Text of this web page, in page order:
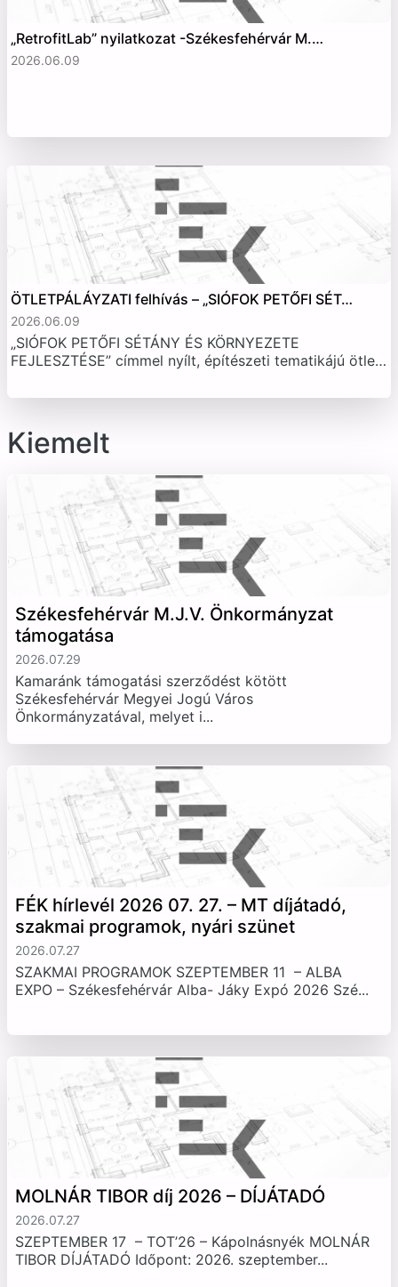
„RetrofitLab” nyilatkozat -Székesfehérvár M.…
2026.06.09
ÖTLETPÁLÁYZATI felhívás – „SIÓFOK PETŐFI SÉT…
2026.06.09
„SIÓFOK PETŐFI SÉTÁNY ÉS KÖRNYEZETE
FEJLESZTÉSE” címmel nyílt, építészeti tematikájú ötle…
Kiemelt
Székesfehérvár M.J.V. Önkormányzat
támogatása
2026.07.29
Kamaránk támogatási szerződést kötött
Székesfehérvár Megyei Jogú Város
Önkormányzatával, melyet i...
FÉK hírlevél 2026 07. 27. – MT díjátadó,
szakmai programok, nyári szünet
2026.07.27
SZAKMAI PROGRAMOK SZEPTEMBER 11 – ALBA
EXPO – Székesfehérvár Alba- Jáky Expó 2026 Szé...
MOLNÁR TIBOR díj 2026 – DÍJÁTADÓ
2026.07.27
SZEPTEMBER 17 – TOT’26 – Kápolnásnyék MOLNÁR
TIBOR DÍJÁTADÓ Időpont: 2026. szeptember...